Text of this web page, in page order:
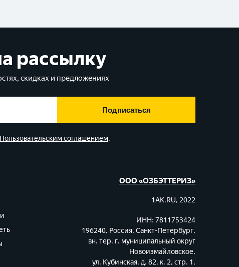
рассылку
скидках и предложениях
Подписаться
Пользовательским соглашением.
ООО «ОЗБЭТТЕРИЗ»
1AK.RU, 2022
ИНН: 7811753424
196240, Россия, Санкт-Петербург,
вн. тер. г. муниципальный округ
Новоизмайловское,
ул. Кубинская, д. 82, к. 2, стр. 1,